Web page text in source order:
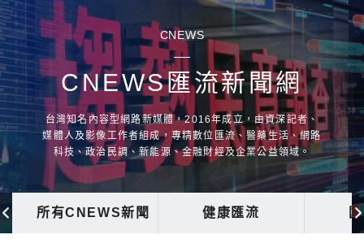
CNEWS
CNEWS匯流新聞網
台灣知名內容型網路新媒體，2016年成立，由資深記者、
媒體人及影像工作者組成，專精數位匯流、醫藥生活、網路
科技、政治民調、新能源、金融財經及企業公益領域。
所有CNEWS新聞 健康匯流